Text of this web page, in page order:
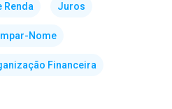
Renda Juros
Nome
Financeira